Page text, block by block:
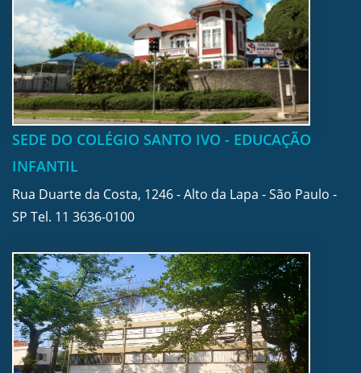
SEDE DO COLÉGIO SANTO IVO - EDUCAÇÃO
INFANTIL
Rua Duarte da Costa, 1246 - Alto da Lapa - São Paulo -
SP Tel. 11 3636-0100